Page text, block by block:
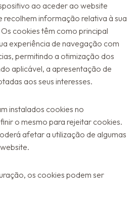
ao aceder ao website
recolhem informação relativa à sua
cookies têm como principal
experiência de navegação com
permitindo a otimização dos
aplicável, a apresentação de
aos seus interesses.
instalados cookies no
o mesmo para rejeitar cookies.
afetar a utilização de algumas
os cookies podem ser